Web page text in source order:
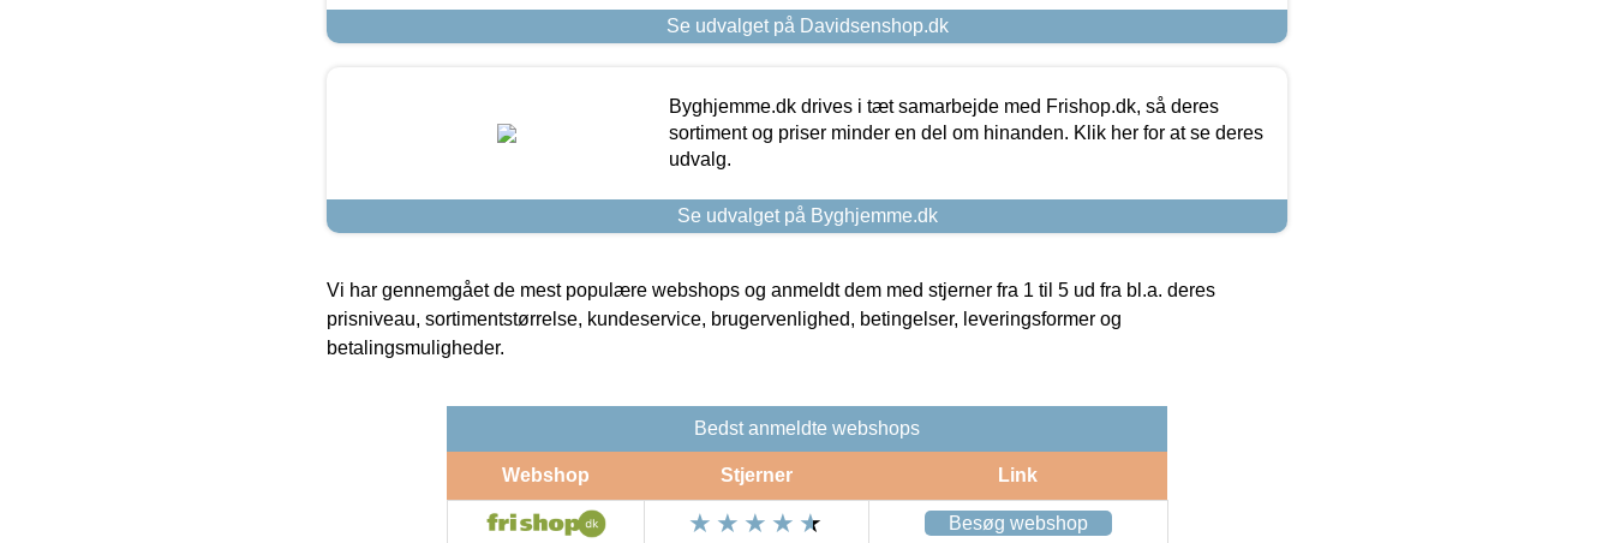
Se udvalget på Davidsenshop.dk
Byghjemme.dk drives i tæt samarbejde med Frishop.dk, så deres
sortiment og priser minder en del om hinanden. Klik her for at se deres
udvalg.
Se udvalget på Byghjemme.dk
Vi har gennemgået de mest populære webshops og anmeldt dem med stjerner fra 1 til 5 ud fra bl.a. deres
prisniveau, sortimentstørrelse, kundeservice, brugervenlighed, betingelser, leveringsformer og
betalingsmuligheder.
Bedst anmeldte webshops
Webshop Stjerner Link
Besøg webshop